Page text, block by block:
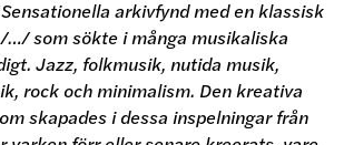
Sensationella arkivfynd med en klassisk
…/ som sökte i många musikaliska
Jazz, folkmusik, nutida musik,
rock och minimalism. Den kreativa
skapades i dessa inspelningar från